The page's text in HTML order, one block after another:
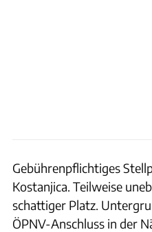
Gebührenpflichtiges
Kostanjica. Teilweise
schattiger Platz.
ÖPNV-Anschluss in der